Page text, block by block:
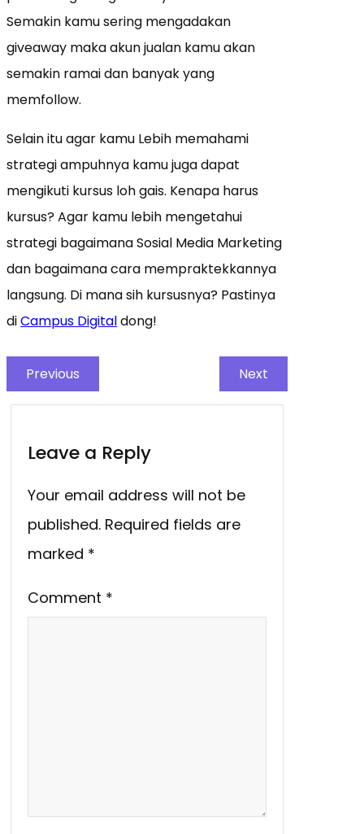
Semakin kamu sering mengadakan
giveaway maka akun jualan kamu akan
semakin ramai dan banyak yang
memfollow.
Selain itu agar kamu Lebih memahami
strategi ampuhnya kamu juga dapat
mengikuti kursus loh gais. Kenapa harus
kursus? Agar kamu lebih mengetahui
strategi bagaimana Sosial Media Marketing
dan bagaimana cara mempraktekkannya
langsung. Di mana sih kursusnya? Pastinya
diCampus Digitaldong!
Previous Next
Leave a Reply
Your email address will not be
published. Required fields are
marked *
Comment *